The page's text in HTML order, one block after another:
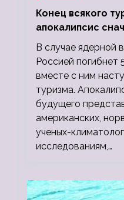
Конец всякого
апокалипсис
миллионов, а
людей
В случае
Россией погибнет
вместе с ним
туризма.
будущего
американских,
ученых-
исследованиям,…